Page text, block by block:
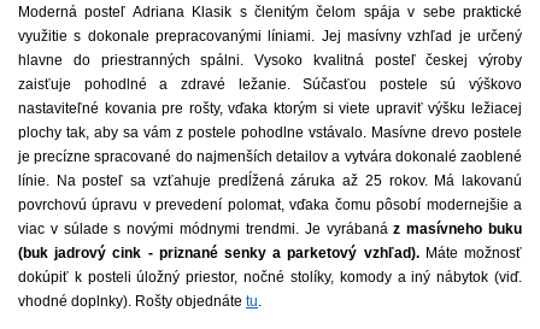
Moderná posteľ Adriana Klasik s členitým čelom spája v sebe praktické
využitie s dokonale prepracovanými líniami. Jej masívny vzhľad je určený
hlavne do priestranných spálni. Vysoko kvalitná posteľ českej výroby
zaisťuje pohodlné a zdravé ležanie. Súčasťou postele sú výškovo
nastaviteľné kovania pre rošty, vďaka ktorým si viete upraviť výšku ležiacej
plochy tak, aby sa vám z postele pohodlne vstávalo. Masívne drevo postele
je precízne spracované do najmenších detailov a vytvára dokonalé zaoblené
línie. Na posteľ sa vzťahuje predĺžená záruka až 25 rokov.Má lakovanú
povrchovú úpravu v prevedení polomat, vďaka čomu pôsobí modernejšie a
viac v súlade s novými módnymi trendmi. Je vyrábanáz masívneho buku
(buk jadrový cink - priznané senky a parketový vzhľad). Máte možnosť
dokúpiť k posteli úložný priestor, nočné stolíky, komody a iný nábytok (viď.
vhodné doplnky). Rošty objednáte tu.